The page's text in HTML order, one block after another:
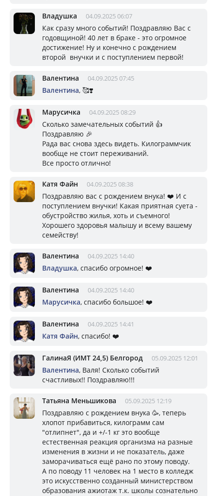
Владушка 04.09.2025 06:07
Как сразу много событий! Поздравляю Вас с
годовщиной! 40 лет в браке - это огромное
достижение! Ну и конечно с рождением
второй внучки и с поступлением первой!
Валентина 04.09.2025 07:45
Валентина, 🥰❣️
Марусичка 04.09.2025 08:29
Сколько замечательных событий 👍
Поздравляю 🎉
Рада вас снова здесь видеть. Килограммчик
вообще не стоит переживаний.
Все просто отлично!
Катя Файн 04.09.2025 08:38
Поздравляю вас с рождением внука! ❤️ И с
поступлением внучки! Какая приятная суета -
обустройство жилья, хоть и съемного!
Хорошего здоровья малышу и всему вашему
семейству!
Валентина 04.09.2025 14:40
Владушка, спасибо огромное! ❤️
Валентина 04.09.2025 14:40
Марусичка, спасибо большое! ❤️
Валентина 04.09.2025 14:41
Катя Файн, спасибо! ❤️
ГалинаЯ (ИМТ 24,5) Белгород 05.09.2025 12:01
Валентина, Валя! Сколько событий
счастливых!! Поздравляю!!!
Татьяна Меньшикова 05.09.2025 12:19
Поздравляю с рождением внука 🥳, теперь
хлопот прибавиться, килограмм сам
"отлипнет", да и +/-1 кг это вообще
естественная реакция организма на разные
изменения в жизни и не показатель, даже
заморачиваться ещё рано по этому поводу.
А по поводу 11 человек на 1 место в колледж
это искусственно созданный министерством
образования ажиотаж т.к. школы сознательно